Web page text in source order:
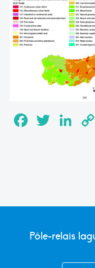
FacebookTwitter
Pôle-relais